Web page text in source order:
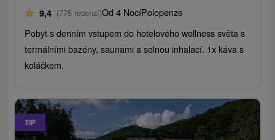
9,4 (775 recenzí)Od 4 NocíPolopenze
Pobyt s denním vstupem do hotelového wellness světa s
termálními bazény, saunami a solnou inhalací. 1x káva s
koláčkem.
TIP